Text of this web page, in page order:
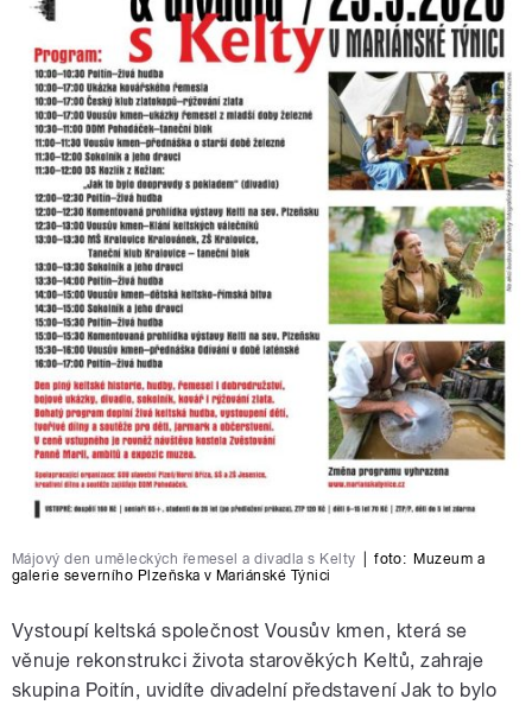
Májový den uměleckých řemesel a divadla s Kelty foto: Muzeum a
galerie severního Plzeňska v Mariánské Týnici
Vystoupí keltská společnost Vousův kmen, která se
věnuje rekonstrukci života starověkých Keltů, zahraje
skupina Poitín, uvidíte divadelní představení Jak to bylo